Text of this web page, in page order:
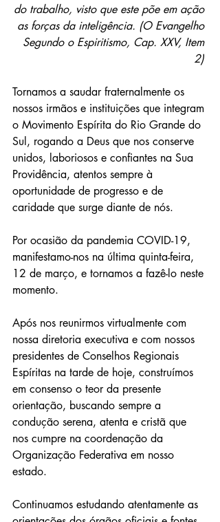
do trabalho, visto que este põe em ação
as forças da inteligência. (O Evangelho
Segundo o Espiritismo, Cap. XXV, Item
2)
Tornamos a saudar fraternalmente os
nossos irmãos e instituições que integram
o Movimento Espírita do Rio Grande do
Sul, rogando a Deus que nos conserve
unidos, laboriosos e confiantes na Sua
Providência, atentos sempre à
oportunidade de progresso e de
caridade que surge diante de nós.
Por ocasião da pandemia COVID-19,
manifestamo-nos na última quinta-feira,
12 de março, e tornamos a fazê-lo neste
momento.
Após nos reunirmos virtualmente com
nossa diretoria executiva e com nossos
presidentes de Conselhos Regionais
Espíritas na tarde de hoje, construímos
em consenso o teor da presente
orientação, buscando sempre a
condução serena, atenta e cristã que
nos cumpre na coordenação da
Organização Federativa em nosso
estado.
Continuamos estudando atentamente as